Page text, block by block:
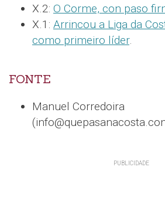
X.2: O Corme, con paso
X.1: Arrincou a Liga da
como primeiro líder.
FONTE
Manuel Corredoira